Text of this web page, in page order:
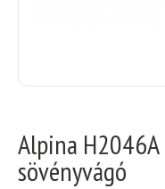
Alpina
sövényvágó